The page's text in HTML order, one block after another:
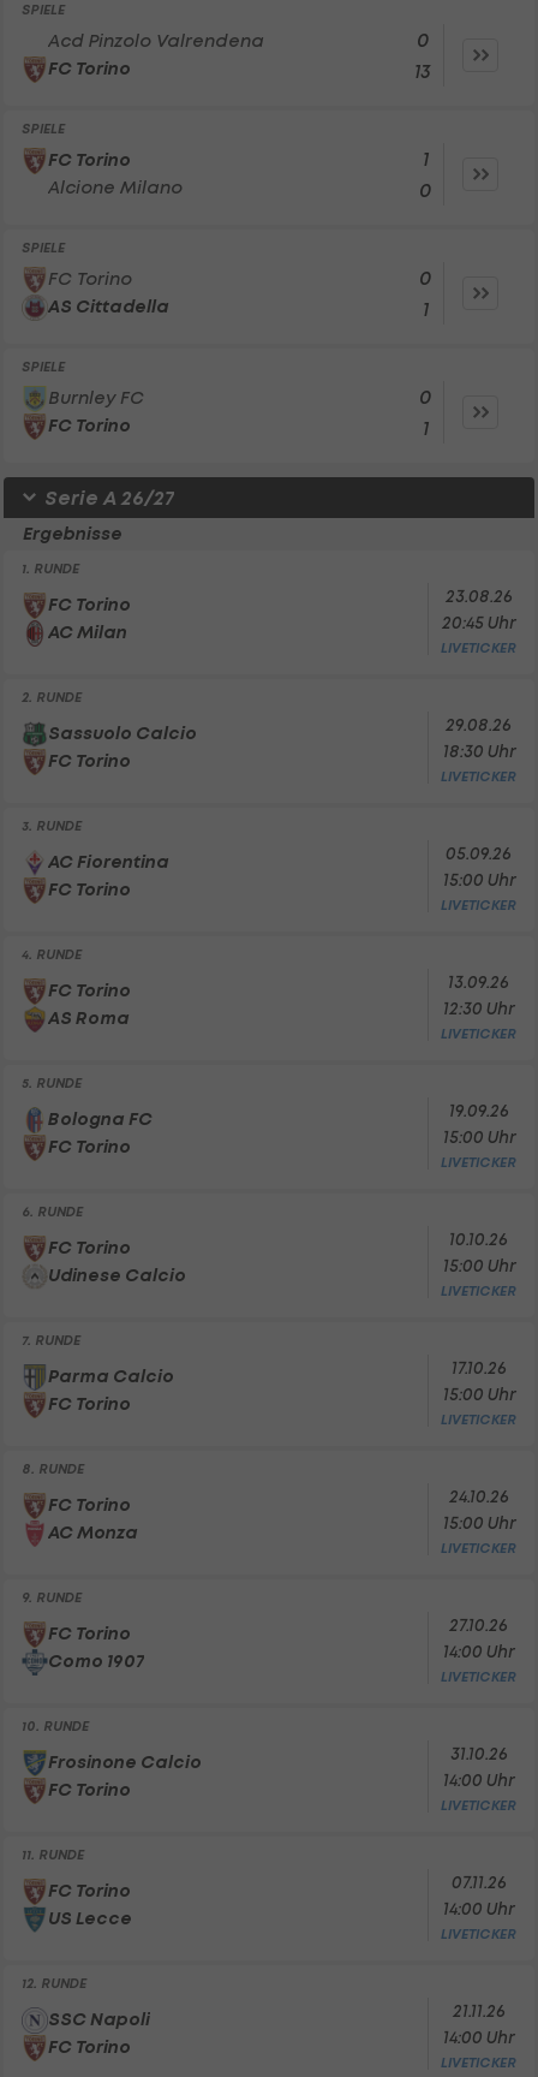
SPIELE
Acd Pinzolo Valrendena
FC Torino
0
13
SPIELE
FC Torino
Alcione Milano
1
0
SPIELE
FC Torino
AS Cittadella
0
1
SPIELE
Burnley FC
FC Torino
0
1
Serie A 26/27
Ergebnisse
1. RUNDE
FC Torino
AC Milan
23.08.26
20:45 Uhr
LIVETICKER
2. RUNDE
Sassuolo Calcio
FC Torino
29.08.26
18:30 Uhr
LIVETICKER
3. RUNDE
AC Fiorentina
FC Torino
05.09.26
15:00 Uhr
LIVETICKER
4. RUNDE
FC Torino
AS Roma
13.09.26
12:30 Uhr
LIVETICKER
5. RUNDE
Bologna FC
FC Torino
19.09.26
15:00 Uhr
LIVETICKER
6. RUNDE
FC Torino
Udinese Calcio
10.10.26
15:00 Uhr
LIVETICKER
7. RUNDE
Parma Calcio
FC Torino
17.10.26
15:00 Uhr
LIVETICKER
8. RUNDE
FC Torino
AC Monza
24.10.26
15:00 Uhr
LIVETICKER
9. RUNDE
FC Torino
Como 1907
27.10.26
14:00 Uhr
LIVETICKER
10. RUNDE
Frosinone Calcio
FC Torino
31.10.26
14:00 Uhr
LIVETICKER
11. RUNDE
FC Torino
US Lecce
07.11.26
14:00 Uhr
LIVETICKER
12. RUNDE
SSC Napoli
FC Torino
21.11.26
14:00 Uhr
LIVETICKER